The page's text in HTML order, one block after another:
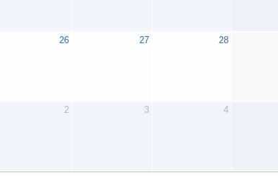
26 27 28
2 3 4